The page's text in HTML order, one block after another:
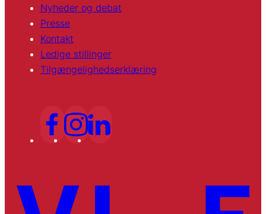
Nyheder og debat
Presse
Kontakt
Ledige stillinger
Tilgængelighedserklæring